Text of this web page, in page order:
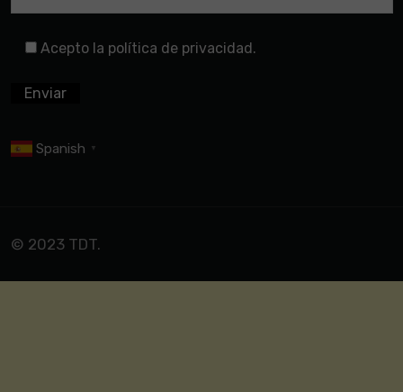
Acepto la política de privacidad.
Spanish ▼
© 2023 TDT.